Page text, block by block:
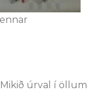
úrval í öllum